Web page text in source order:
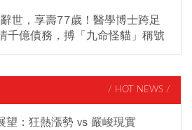
世，享壽77歲！醫學博士跨足
千億債務，搏「九命怪貓」稱號
/ HOT NEWS /
望：狂熱漲勢 vs 嚴峻現實